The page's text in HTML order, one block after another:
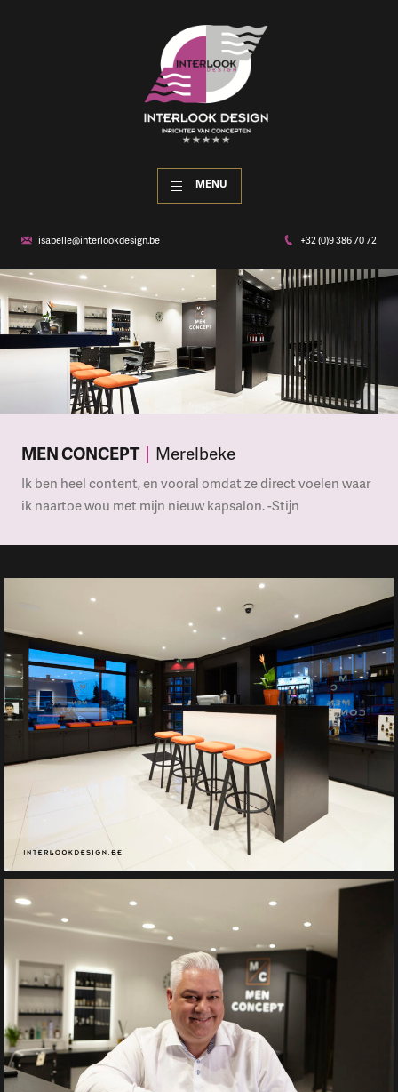
MENU
isabelle@interlookdesign.be +32 (0)9 386 70 72
MEN CONCEPT Merelbeke
Ik ben heel content, en vooral omdat ze direct voelen waar
ik naartoe wou met mijn nieuw kapsalon. -Stijn